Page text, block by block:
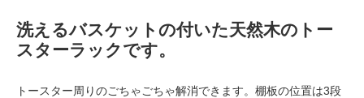
洗えるバスケットの付いた天然木のトー
スターラックです。
トースター周りのごちゃごちゃ解消できます。棚板の位置は3段